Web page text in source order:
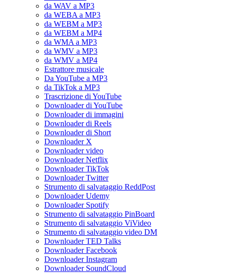
da WAV a MP3
da WEBA a MP3
da WEBM a MP3
da WEBM a MP4
da WMA a MP3
da WMV a MP3
da WMV a MP4
Estrattore musicale
Da YouTube a MP3
da TikTok a MP3
Trascrizione di YouTube
Downloader di YouTube
Downloader di immagini
Downloader di Reels
Downloader di Short
Downloader X
Downloader video
Downloader Netflix
Downloader TikTok
Downloader Twitter
Strumento di salvataggio ReddPost
Downloader Udemy
Downloader Spotify
Strumento di salvataggio PinBoard
Strumento di salvataggio ViVideo
Strumento di salvataggio video DM
Downloader TED Talks
Downloader Facebook
Downloader Instagram
Downloader SoundCloud